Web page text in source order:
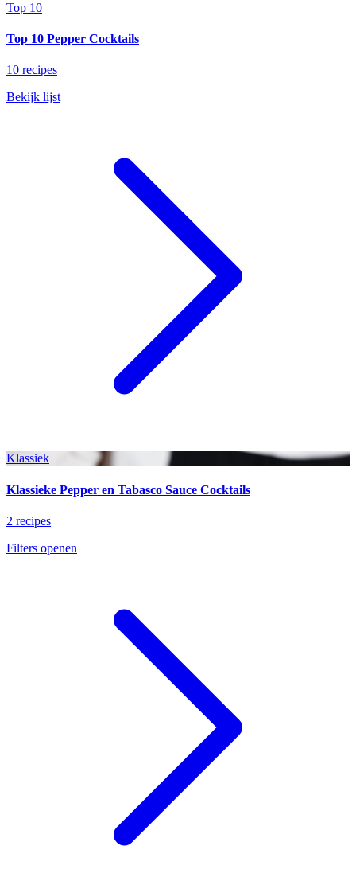
Top 10
Top 10 Pepper Cocktails
10 recipes
Bekijk lijst
Klassiek
Klassieke Pepper en Tabasco Sauce Cocktails
2 recipes
Filters openen